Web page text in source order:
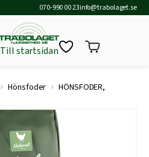
070-990 00 23info@trabolaget.se
Till startsidan
› Hönsfoder › HÖNSFODER,